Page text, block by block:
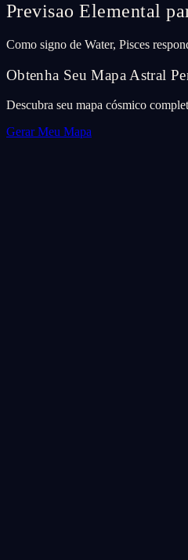
Previsao Elemental
Como signo de Water, Pisces
Obtenha Seu Mapa Astral
Descubra seu mapa cósmico
Gerar Meu Mapa